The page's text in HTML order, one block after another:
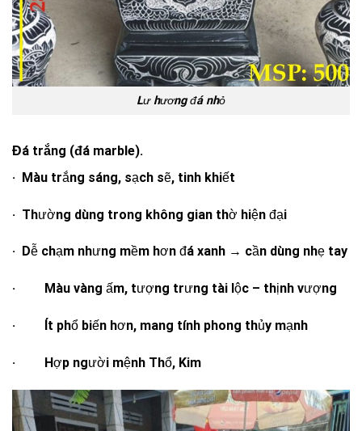
Lư hương đá nhỏ
Đá trắng (đá marble).
· Màu trắng sáng, sạch sẽ, tinh khiết
· Thường dùng trong không gian thờ hiện đại
· Dễ chạm nhưng mềm hơn đá xanh → cần dùng nhẹ tay
· Màu vàng ấm, tượng trưng tài lộc – thịnh vượng
· Ít phổ biến hơn, mang tính phong thủy mạnh
· Hợp người mệnh Thổ, Kim